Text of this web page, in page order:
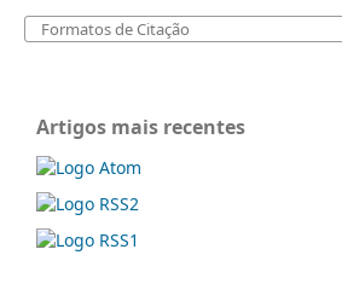
Formatos de Citação
Artigos mais recentes